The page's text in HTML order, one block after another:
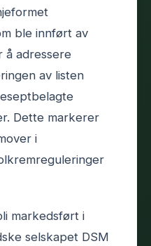
ble innført av
å adressere
av listen
Dette markerer
i
markedsført i
selskapet DSM